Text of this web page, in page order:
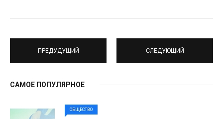
ПРЕДУДУЩИЙ СЛЕДУЮЩИЙ
САМОЕ ПОПУЛЯРНОЕ
ОБЩЕСТВО